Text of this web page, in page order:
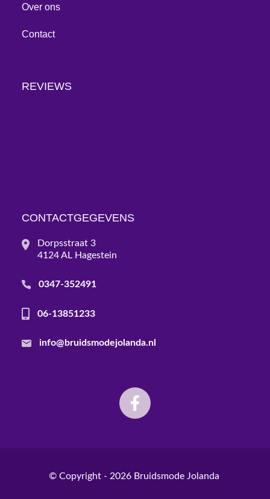
Over ons
Contact
REVIEWS
CONTACTGEGEVENS
Dorpsstraat 3
4124 AL Hagestein
0347-352491
06-13851233
info@bruidsmodejolanda.nl
© Copyright - 2026 Bruidsmode Jolanda